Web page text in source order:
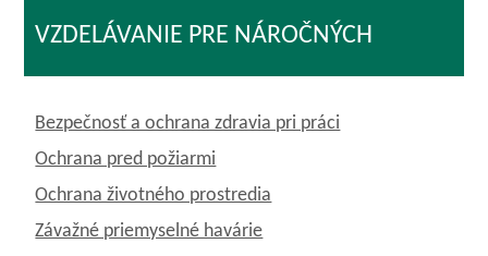
VZDELÁVANIE PRE NÁROČNÝCH
Bezpečnosť a ochrana zdravia pri práci
Ochrana pred požiarmi
Ochrana životného prostredia
Závažné priemyselné havárie